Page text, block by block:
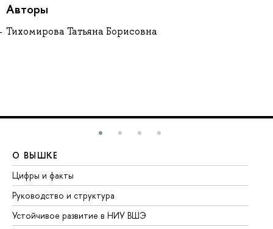
Авторы
Тихомирова Татьяна Борисовна
О ВЫШКЕ
Цифры и факты
Руководство и структура
Устойчивое развитие в НИУ ВШЭ